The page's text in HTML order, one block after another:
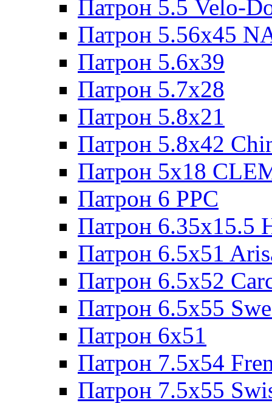
Патрон 5.5 Velo-
Патрон 5.56х45
Патрон 5.6х39
Патрон 5.7x28
Патрон 5.8x21
Патрон 5.8x42
Патрон 5x18
Патрон 6 PPC
Патрон 6.35x15.5
Патрон 6.5x51
Патрон 6.5x52
Патрон 6.5x55
Патрон 6x51
Патрон 7.5x54
Патрон 7.5x55